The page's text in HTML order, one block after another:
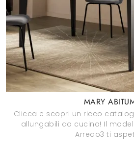
MARY
Clicca e scopri un ricco
allungabili da cucina! Il
Arredo3 ti